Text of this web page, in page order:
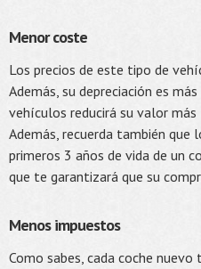
Menor coste
Los precios de este tipo de
Además, su depreciación es
vehículos reducirá su valor
Además, recuerda también
primeros 3 años de vida de un
que te garantizará que su
Menos impuestos
Como sabes, cada coche